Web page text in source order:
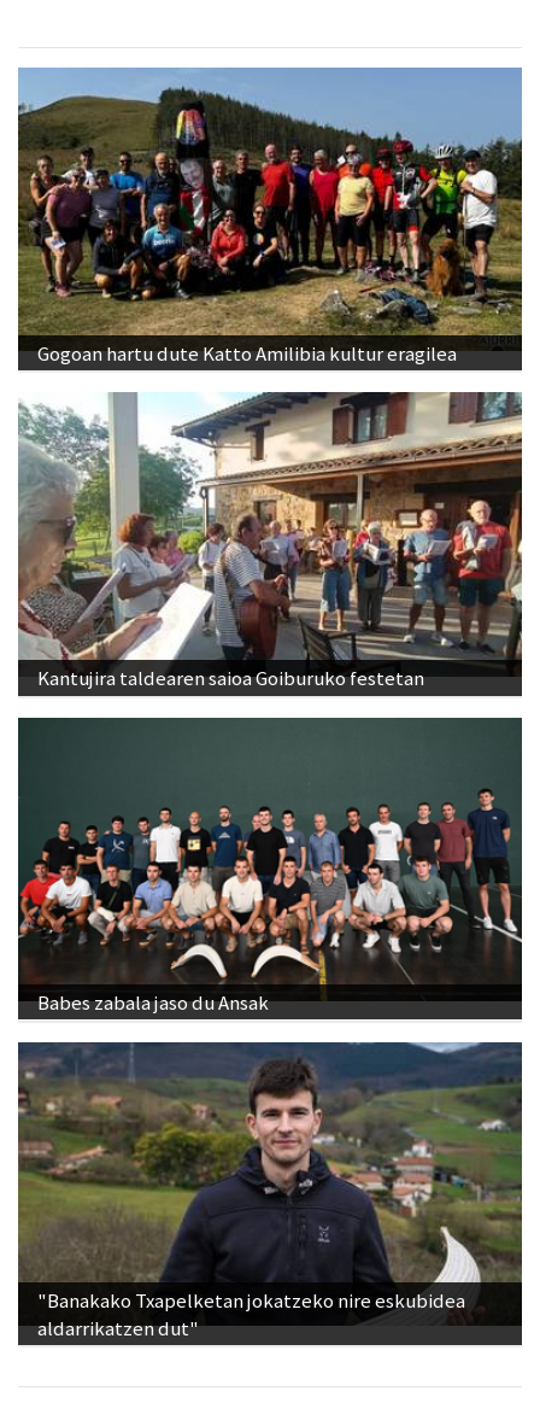
Gogoan hartu dute Katto Amilibia kultur eragilea
Kantujira taldearen saioa Goiburuko festetan
Babes zabala jaso du Ansak
"Banakako Txapelketan jokatzeko nire eskubidea
aldarrikatzen dut"